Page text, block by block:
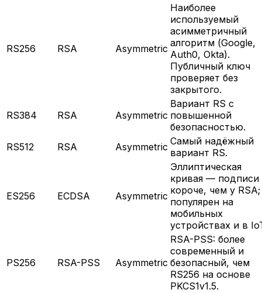
RS256 RSA Asymmetric
Наиболее
используемый
асимметричный
алгоритм (Google,
Auth0, Okta).
Публичный ключ
проверяет без
закрытого.
RS384 RSA Asymmetric
Вариант RS с
повышенной
безопасностью.
RS512
RSA Asymmetric Самый надёжный
вариант RS.
ES256 ECDSA Asymmetric
Эллиптическая
кривая — подписи
короче, чем у RSA;
популярен на
мобильных
устройствах и в
PS256 RSA-PSS Asymmetric
RSA-PSS: более
современный и
безопасный, чем
RS256 на основе
PKCS1v1.5.